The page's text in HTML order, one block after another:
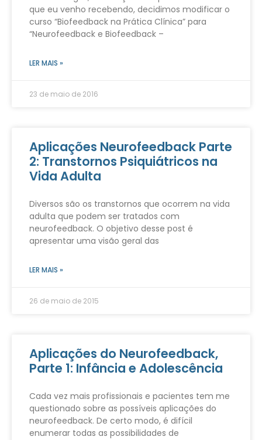
que eu venho recebendo, decidimos modificar o
curso “Biofeedback na Prática Clínica” para
“Neurofeedback e Biofeedback –
LER MAIS »
23 de maio de 2016
Aplicações Neurofeedback Parte
2: Transtornos Psiquiátricos na
Vida Adulta
Diversos são os transtornos que ocorrem na vida
adulta que podem ser tratados com
neurofeedback. O objetivo desse post é
apresentar uma visão geral das
LER MAIS »
26 de maio de 2015
Aplicações do Neurofeedback,
Parte 1: Infância e Adolescência
Cada vez mais profissionais e pacientes tem me
questionado sobre as possíveis aplicações do
neurofeedback. De certo modo, é difícil
enumerar todas as possibilidades de